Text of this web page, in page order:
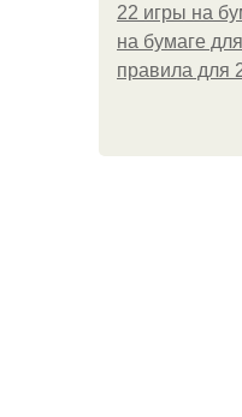
22 игры на
на бумаге
правила для